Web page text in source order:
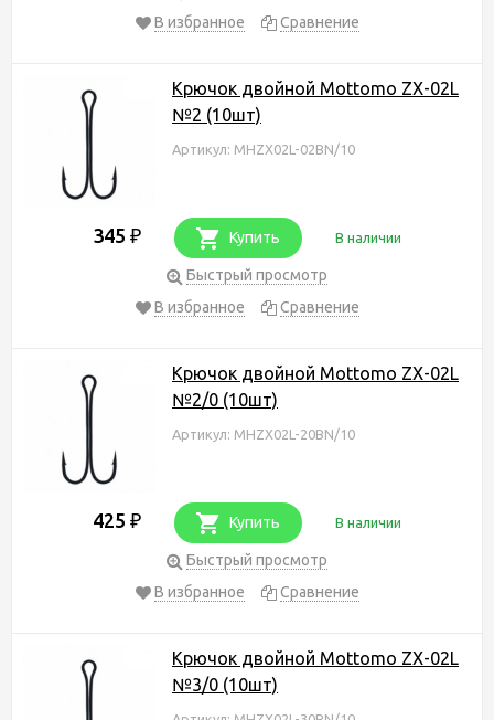
В избранное
Сравнение
Крючок двойной Mottomo ZX-02L
№2 (10шт)
Артикул: MHZX02L-02BN/10
345 ₽ Купить В наличии
Быстрый просмотр
В избранное
Сравнение
Крючок двойной Mottomo ZX-02L
№2/0 (10шт)
Артикул: MHZX02L-20BN/10
425 ₽ Купить В наличии
Быстрый просмотр
В избранное
Сравнение
Крючок двойной Mottomo ZX-02L
№3/0 (10шт)